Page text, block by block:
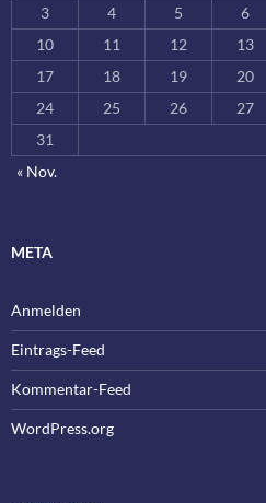
3
4 5 6
10
11 12 13
17
18 19 20
24
25 26 27
31
« Nov.
META
Anmelden
Eintrags-Feed
Kommentar-Feed
WordPress.org